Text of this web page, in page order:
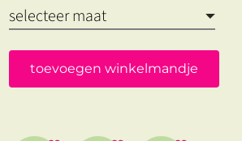
toevoegen winkelmandje